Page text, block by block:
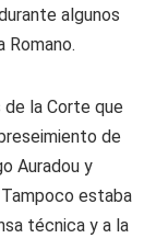
algunos
Romano.
la Corte que
de
Auradou y
estaba
técnica y a la